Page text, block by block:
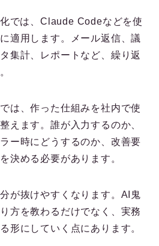
では、Claude Codeなどを使
適用します。メール返信、議
集計、レポートなど、繰り返
は、作った仕組みを社内で使
えます。誰が入力するのか、
ー時にどうするのか、改善要
決める必要があります。
が抜けやすくなります。AI鬼
方を教わるだけでなく、実務
形にしていく点にあります。